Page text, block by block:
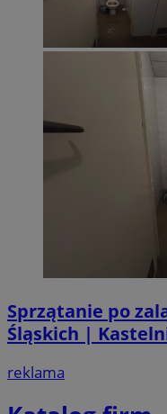
Sprzątanie po
Śląskich |
reklama